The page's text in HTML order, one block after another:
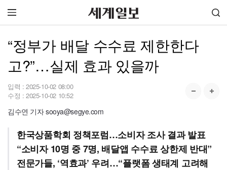
“정부가 배달 수수료 제한한다
고?”…실제 효과 있을까
입력 : 2025-10-02 08:00
수정 : 2025-10-02 10:52
김수연 기자 sooya@segye.com
한국상품학회 정책포럼…소비자 조사 결과 발표
“소비자 10명 중 7명, 배달앱 수수료 상한제 반대”
전문가들, ‘역효과’ 우려…“플랫폼 생태계 고려해